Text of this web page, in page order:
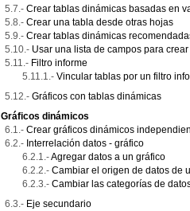
Crear tablas dinámicas basadas en
Crear una tabla desde otras hojas
Crear tablas dinámicas
Usar una lista de campos para
Filtro informe
Vincular tablas por un filtro
Gráficos con tablas dinámicas
Gráficos dinámicos
Crear gráficos dinámicos
Interrelación datos - gráfico
Agregar datos a un gráfico
Cambiar el origen de datos de
Cambiar las categorías de
Eje secundario